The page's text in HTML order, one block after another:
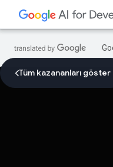
Tüm kazananları göster